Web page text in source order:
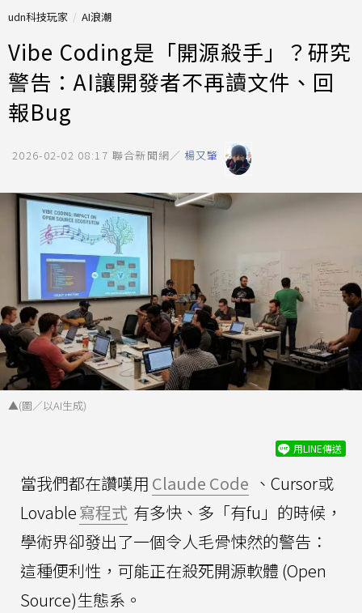
udn科技玩家 AI浪潮
Vibe Coding是「開源殺手」？研究
警告：AI讓開發者不再讀文件、回
報Bug
2026-02-02 08:17 聯合新聞網／ 楊又肇
▲(圖／以AI生成)
用LINE傳送
當我們都在讚嘆用 Claude Code 、Cursor或
Lovable寫程式 有多快、多「有fu」的時候，
學術界卻發出了一個令人毛骨悚然的警告：
這種便利性，可能正在殺死開源軟體 (Open
Source)生態系。